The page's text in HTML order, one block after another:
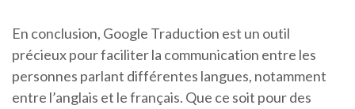
En conclusion, Google Traduction est un outil
précieux pour faciliter la communication entre les
personnes parlant différentes langues, notamment
entre l’anglais et le français. Que ce soit pour des